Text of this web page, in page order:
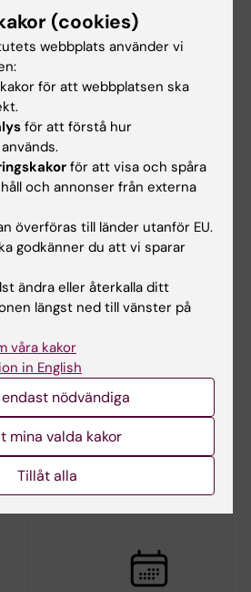
Rahimi
Urinary biomarkers for early
detection and risk assessment
för
KIB Talks: iThenticate
– en programvara för
plagiering
Vi visar hur iThenticate
fungerar, hur du laddar upp ett
dokument samt ger…
(cookies)
webbplats använder vi
kakor för att webbplatsen ska
för att förstå hur
för att visa och spåra
och annonser från externa
överföras till länder utanför EU.
godkänner du att vi sparar
ändra eller återkalla ditt
längst ned till vänster på
våra kakor
in English
nödvändiga
mina valda kakor
Tillåt alla